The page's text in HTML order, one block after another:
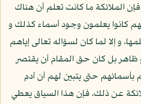
فإن الملائكة ما كانت تعلم أن هناك
كانوا يعلمون وجود أسماء كذلك و
و إلا لما كان لسؤاله تعالى إياهم
بل كان حق المقام أن يقتصر
بأسمائهم حتى يتبين لهم أن آدم
عن ذلك، فإن هذا السياق يعطي